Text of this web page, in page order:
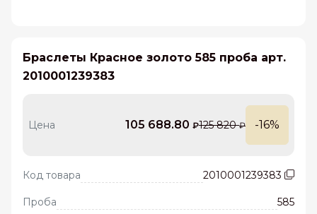
Браслеты Красное золото 585 проба арт.
2010001239383
Цена 105 688.80 ₽125 820₽ -16%
Код товара 2010001239383
Проба 585